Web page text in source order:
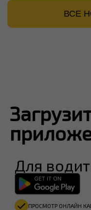
ВСЕ
Для
ПРОСМОТР ОНЛАЙН